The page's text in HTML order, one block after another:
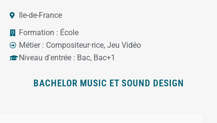
Ile-de-France
Formation : École
Métier : Compositeur·rice, Jeu Vidéo
Niveau d'entrée : Bac, Bac+1
BACHELOR MUSIC ET SOUND DESIGN